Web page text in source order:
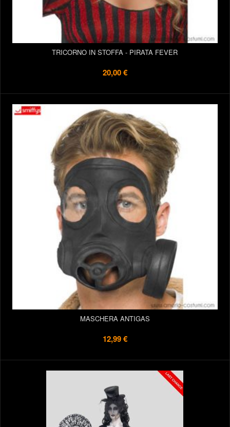
TRICORNO IN STOFFA - PIRATA FEVER
20,00 €
MASCHERA ANTIGAS
12,99 €